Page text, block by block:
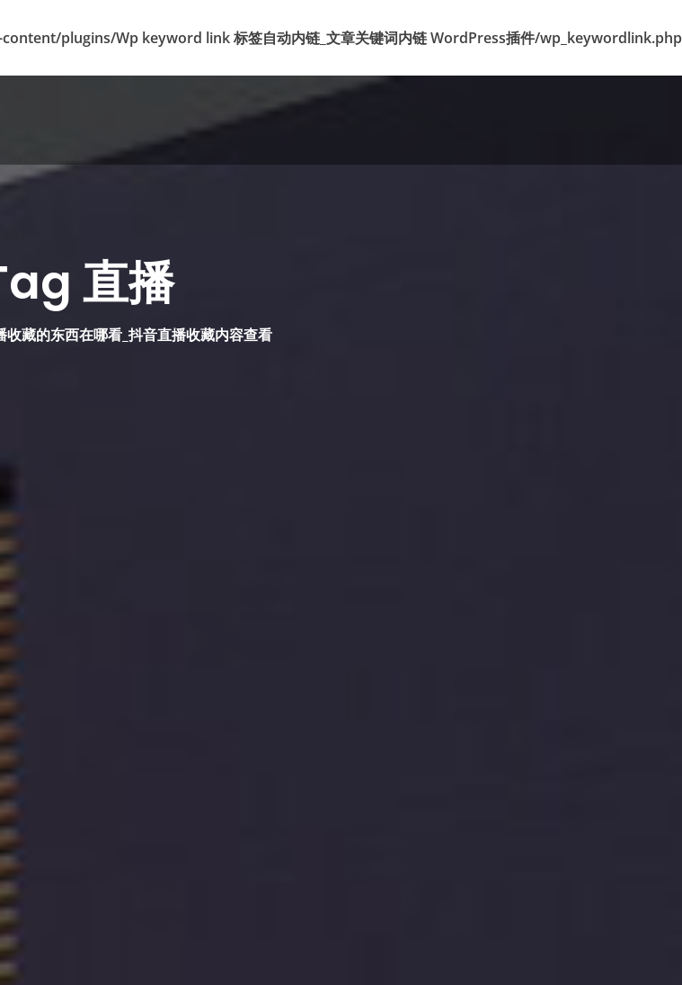
plugins/Wp keyword link 标签自动内链_文章关键词内链 WordPress插件/wp_keywordlink.php
直播
收藏的东西在哪看_抖音直播收藏内容查看